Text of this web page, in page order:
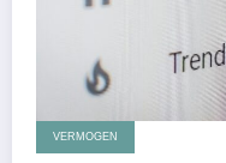
VERMOGEN